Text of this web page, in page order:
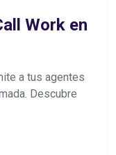
Work en
a tus agentes
Descubre